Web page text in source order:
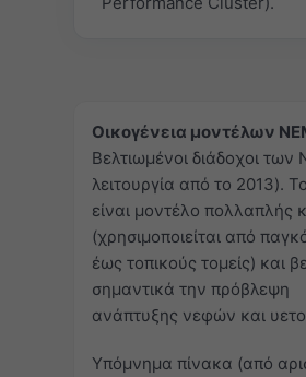
Οικογένεια μοντέλων
Βελτιωμένοι διάδοχοι των
λειτουργία από το 2013).
είναι μοντέλο πολλαπλής
(χρησιμοποιείται από
έως τοπικούς τομείς) και
σημαντικά την πρόβλεψη
ανάπτυξης νεφών και
Υπόμνημα πίνακα (από